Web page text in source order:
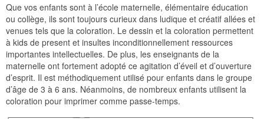
Que vos enfants sont à l’école maternelle, élémentaire éducation
ou collège, ils sont toujours curieux dans ludique et créatif allées et
venues tels que la coloration. Le dessin et la coloration permettent
à kids de present et insultes inconditionnellement ressources
importantes intellectuelles. De plus, les enseignants de la
maternelle ont fortement adopté ce agitation d’éveil et d’ouverture
d’esprit. Il est méthodiquement utilisé pour enfants dans le groupe
d’âge de 3 à 6 ans. Néanmoins, de nombreux enfants utilisent la
coloration pour imprimer comme passe-temps.